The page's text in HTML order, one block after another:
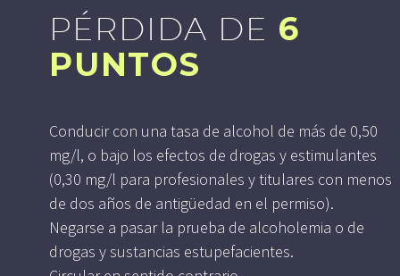
PÉRDIDA DE 6
PUNTOS
Conducir con una tasa de alcohol de más de 0,50
mg/l, o bajo los efectos de drogas y estimulantes
(0,30 mg/l para profesionales y titulares con menos
de dos años de antigüedad en el permiso).
Negarse a pasar la prueba de alcoholemia o de
drogas y sustancias estupefacientes.